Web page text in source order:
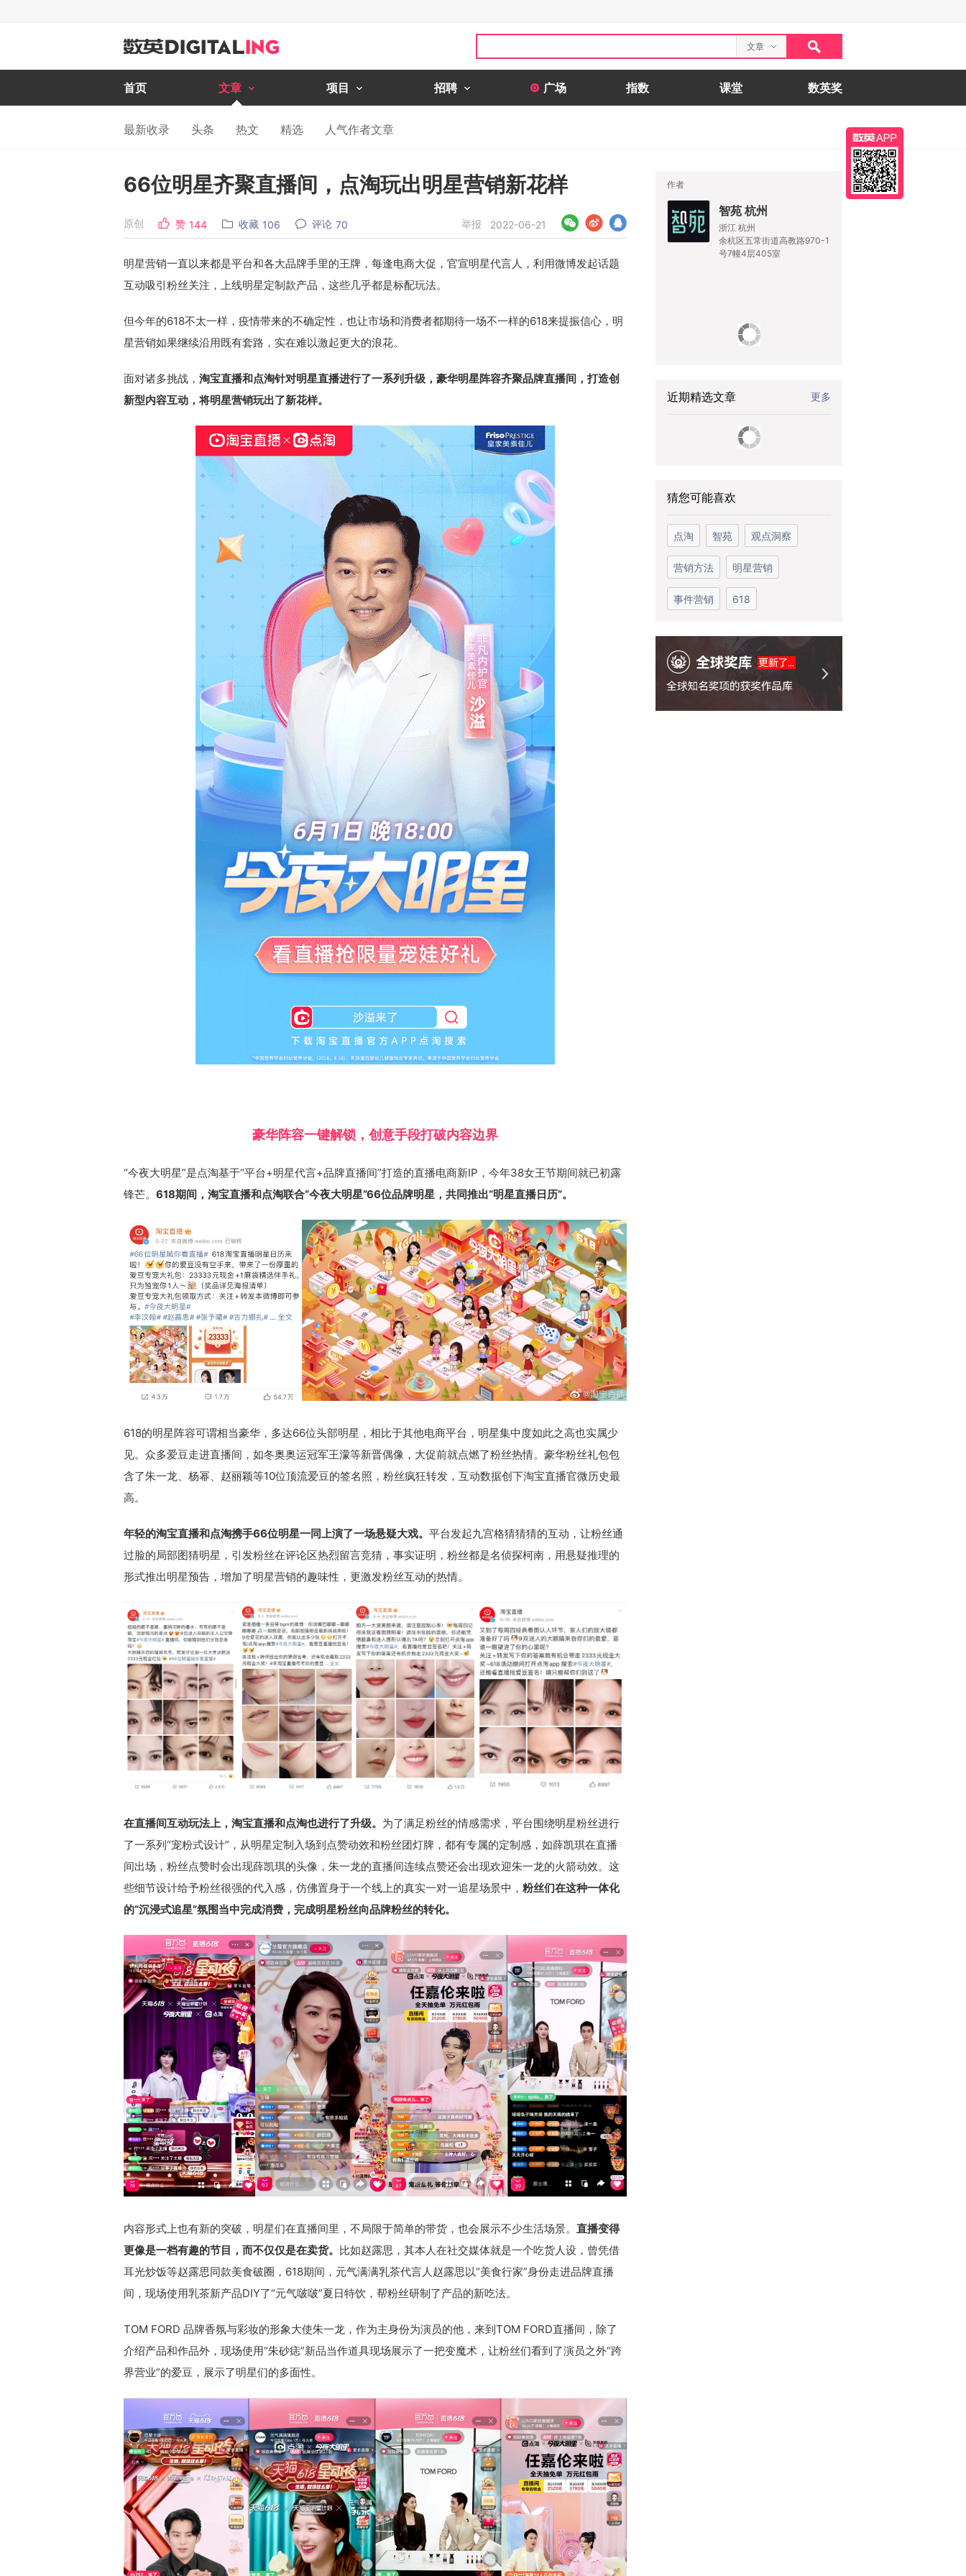
文章
首页 文章 项目 招聘 广场 指数 课堂 数英奖
最新收录 头条 热文 精选 人气作者文章
66位明星齐聚直播间，点淘玩出明星营销新花样
原创 赞 144 收藏 106 评论 70 举报 2022-06-21
明星营销一直以来都是平台和各大品牌手里的王牌，每逢电商大促，官宣明星代言人，利用微博发起话题
互动吸引粉丝关注，上线明星定制款产品，这些几乎都是标配玩法。
但今年的618不太一样，疫情带来的不确定性，也让市场和消费者都期待一场不一样的618来提振信心，明
星营销如果继续沿用既有套路，实在难以激起更大的浪花。
面对诸多挑战， 淘宝直播和点淘针对明星直播进行了一系列升级，豪华明星阵容齐聚品牌直播间，打造创
新型内容互动，将明星营销玩出了新花样。
豪华阵容一键解锁，创意手段打破内容边界
“今夜大明星”是点淘基于“平台+明星代言+品牌直播间”打造的直播电商新IP，今年38女王节期间就已初露
锋芒。 618期间，淘宝直播和点淘联合“今夜大明星”66位品牌明星，共同推出“明星直播日历”。
618的明星阵容可谓相当豪华，多达66位头部明星，相比于其他电商平台，明星集中度如此之高也实属少
见。众多爱豆走进直播间，如冬奥奥运冠军王濛等新晋偶像，大促前就点燃了粉丝热情。豪华粉丝礼包包
含了朱一龙、杨幂、赵丽颖等10位顶流爱豆的签名照，粉丝疯狂转发，互动数据创下淘宝直播官微历史最
高。
年轻的淘宝直播和点淘携手66位明星一同上演了一场悬疑大戏。 平台发起九宫格猜猜猜的互动，让粉丝通
过脸的局部图猜明星，引发粉丝在评论区热烈留言竞猜，事实证明，粉丝都是名侦探柯南，用悬疑推理的
形式推出明星预告，增加了明星营销的趣味性，更激发粉丝互动的热情。
在直播间互动玩法上，淘宝直播和点淘也进行了升级。 为了满足粉丝的情感需求，平台围绕明星粉丝进行
了一系列“宠粉式设计”，从明星定制入场到点赞动效和粉丝团灯牌，都有专属的定制感，如薛凯琪在直播
间出场，粉丝点赞时会出现薛凯琪的头像，朱一龙的直播间连续点赞还会出现欢迎朱一龙的火箭动效。这
些细节设计给予粉丝很强的代入感，仿佛置身于一个线上的真实一对一追星场景中， 粉丝们在这种一体化
的“沉浸式追星”氛围当中完成消费，完成明星粉丝向品牌粉丝的转化。
内容形式上也有新的突破，明星们在直播间里，不局限于简单的带货，也会展示不少生活场景。 直播变得
更像是一档有趣的节目，而不仅仅是在卖货。 比如赵露思，其本人在社交媒体就是一个吃货人设，曾凭借
耳光炒饭等赵露思同款美食破圈，618期间，元气满满乳茶代言人赵露思以“美食行家”身份走进品牌直播
间，现场使用乳茶新产品DIY了“元气啵啵”夏日特饮，帮粉丝研制了产品的新吃法。
TOM FORD 品牌香氛与彩妆的形象大使朱一龙，作为主身份为演员的他，来到TOM FORD直播间，除了
介绍产品和作品外，现场使用“朱砂痣”新品当作道具现场展示了一把变魔术，让粉丝们看到了演员之外“跨
界营业”的爱豆，展示了明星们的多面性。
作者
智苑 杭州
浙江 杭州
余杭区五常街道高教路970-1
号7幢4层405室
近期精选文章 更多
猜您可能喜欢
点淘 智苑 观点洞察
营销方法 明星营销
事件营销 618